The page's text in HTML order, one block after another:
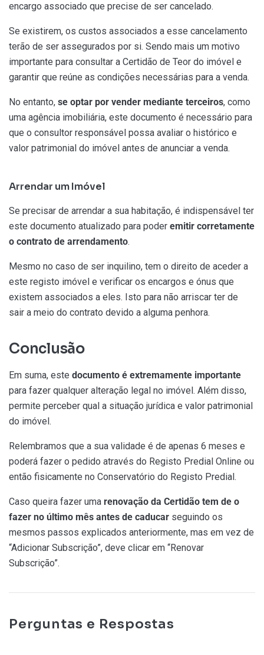
encargo associado que precise de ser cancelado.
Se existirem, os custos associados a esse cancelamento
terão de ser assegurados por si. Sendo mais um motivo
importante para consultar a Certidão de Teor do imóvel e
garantir que reúne as condições necessárias para a venda.
No entanto, se optar por vender mediante terceiros, como
uma agência imobiliária, este documento é necessário para
que o consultor responsável possa avaliar o histórico e
valor patrimonial do imóvel antes de anunciar a venda.
Arrendar um Imóvel
Se precisar de arrendar a sua habitação, é indispensável ter
este documento atualizado para poder emitir corretamente
o contrato de arrendamento.
Mesmo no caso de ser inquilino, tem o direito de aceder a
este registo imóvel e verificar os encargos e ónus que
existem associados a eles. Isto para não arriscar ter de
sair a meio do contrato devido a alguma penhora.
Conclusão
Em suma, este documento é extremamente importante
para fazer qualquer alteração legal no imóvel. Além disso,
permite perceber qual a situação jurídica e valor patrimonial
do imóvel.
Relembramos que a sua validade é de apenas 6 meses e
poderá fazer o pedido através do Registo Predial Online ou
então fisicamente no Conservatório do Registo Predial.
Caso queira fazer uma renovação da Certidão tem de o
fazer no último mês antes de caducar seguindo os
mesmos passos explicados anteriormente, mas em vez de
“Adicionar Subscrição”, deve clicar em “Renovar
Subscrição”.
Perguntas e Respostas